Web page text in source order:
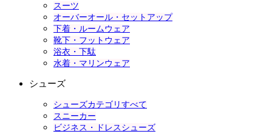
スーツ
オーバーオール・セットアップ
下着・ルームウェア
靴下・フットウェア
浴衣・下駄
水着・マリンウェア
シューズ
シューズカテゴリすべて
スニーカー
ビジネス・ドレスシューズ